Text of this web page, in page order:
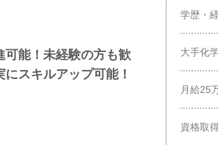
可能！未経験の方も歓
スキルアップ可能！
学歴・
大手化
月給25
資格取